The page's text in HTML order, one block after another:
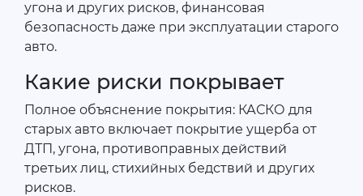
угона и других рисков, финансовая
безопасность даже при эксплуатации старого
авто.
Какие риски покрывает
Полное объяснение покрытия: КАСКО для
старых авто включает покрытие ущерба от
ДТП, угона, противоправных действий
третьих лиц, стихийных бедствий и других
рисков.